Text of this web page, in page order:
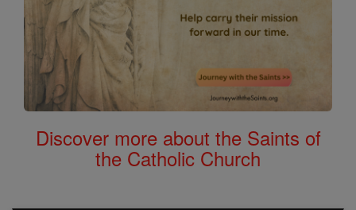
Discover more about the Saints of
the Catholic Church